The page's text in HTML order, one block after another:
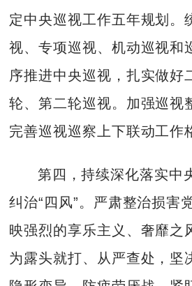
定中央巡视工作五年规划。
视、专项巡视、机动巡视和
序推进中央巡视，扎实做好
轮、第二轮巡视。加强巡视
完善巡视巡察上下联动工作
第四，持续深化落实中
纠治“四风”。严肃整治损害
映强烈的享乐主义、奢靡之
为露头就打、从严查处，坚